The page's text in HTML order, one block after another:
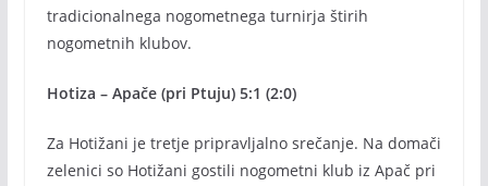
tradicionalnega nogometnega turnirja štirih
nogometnih klubov.
Hotiza – Apače (pri Ptuju) 5:1 (2:0)
Za Hotižani je tretje pripravljalno srečanje. Na domači
zelenici so Hotižani gostili nogometni klub iz Apač pri